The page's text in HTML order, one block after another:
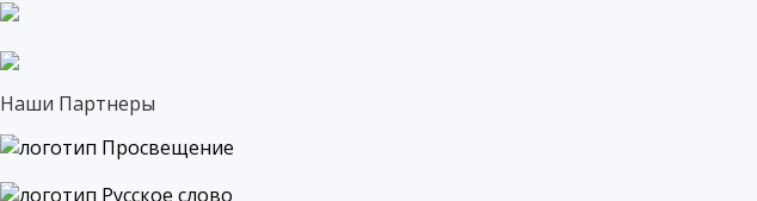
Наши Партнеры